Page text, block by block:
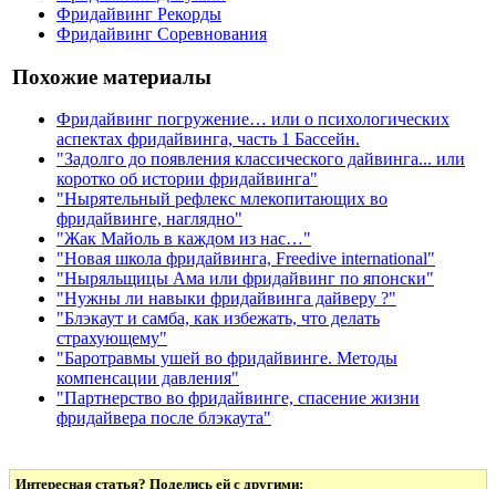
Фридайвинг Рекорды
Фридайвинг Соревнования
Похожие материалы
Фридайвинг погружение… или о психологических
аспектах фридайвинга, часть 1 Бассейн.
"Задолго до появления классического дайвинга... или
коротко об истории фридайвинга"
"Нырятельный рефлекс млекопитающих во
фридайвинге, наглядно"
"Жак Майоль в каждом из нас…"
"Новая школа фридайвинга, Freedive international"
"Ныряльщицы Ама или фридайвинг по японски"
"Нужны ли навыки фридайвинга дайверу ?"
"Блэкаут и самба, как избежать, что делать
страхующему"
"Баротравмы ушей во фридайвинге. Методы
компенсации давления"
"Партнерство во фридайвинге, спасение жизни
фридайвера после блэкаута"
Интересная статья? Поделись ей с другими: